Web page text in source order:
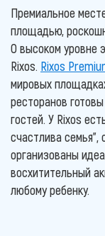
Премиальное
площадью,
О высоком уровне
Rixos. Rixos
мировых
ресторанов
гостей. У Rixos
счастлива семья”,
организованы
восхитительный
любому ребенку.